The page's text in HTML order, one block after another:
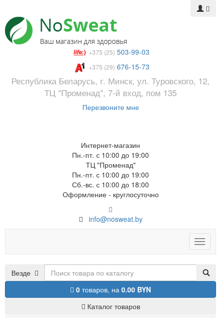
+375 (25) 503-99-03
+375 (29) 676-15-73
Республика Беларусь, г. Минск, ул. Туровского, 12,
ТЦ "Променад", 7-й вход, пом 135
Перезвоните мне
Интернет-магазин
Пн.-пт. с 10:00 до 19:00
ТЦ "Променад"
Пн.-пт. с 10:00 до 19:00
Сб.-вс. с 10:00 до 18:00
Оформление - круглосуточно
info@nosweat.by
Toggle
Везде
0 товаров, на 0.00 BYN
Каталог товаров